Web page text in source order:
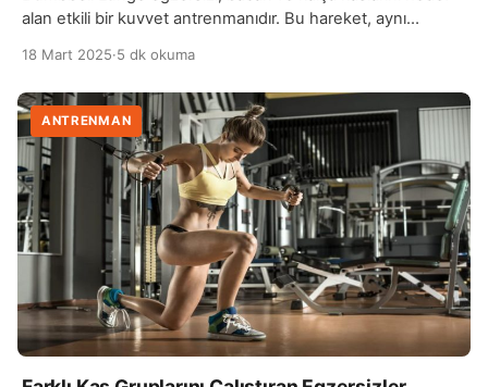
alan etkili bir kuvvet antrenmanıdır. Bu hareket, aynı
yardımcı olur. Dumbbell Lunge, özellikle quadriceps (ön
bacak kasları), hamstring (arka bacak kasları) ve gluteus
(kalça kasları) gibi büyük kas gruplarını çalıştırır. Dumbbell
kullanarak yapılan bu egzersiz, ağırlığın artırılmasıyla kas
gelişimini hızlandırır ve […]
18 Mart 2025·5 dk okuma
ANTRENMAN